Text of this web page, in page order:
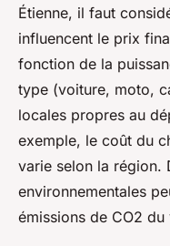
Étienne, il faut
influencent le prix
fonction de la
type (voiture, moto,
locales propres au
exemple, le coût du
varie selon la région.
environnementales
émissions de CO2 du